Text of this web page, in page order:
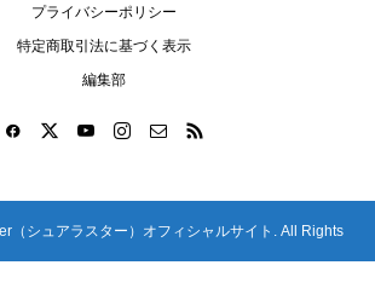
プライバシーポリシー
特定商取引法に基づく表示
編集部
（シュアラスター）オフィシャルサイト. All Rights